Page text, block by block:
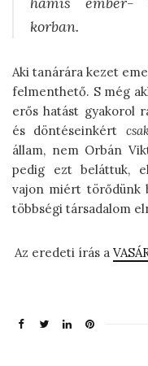
korban.
Aki tanárára kezet
felmenthető. S még
erős hatást gyakorol
és döntéseinkért
állam, nem Orbán
pedig ezt beláttuk,
vajon miért törődünk
többségi társadalom
Az eredeti írás a